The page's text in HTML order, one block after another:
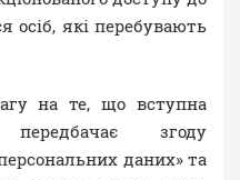
осіб, які перебувають
на те, що вступна
передбачає згоду
даних» та